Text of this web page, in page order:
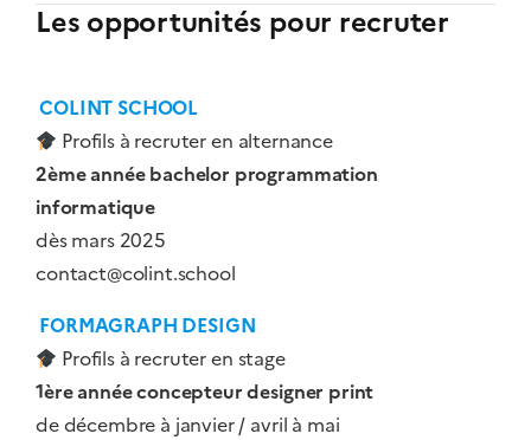
Les opportunités pour recruter
COLINT SCHOOL
Profils à recruter en alternance
2ème année bachelor programmation
informatique
dès mars 2025
contact@colint.school
FORMAGRAPH DESIGN
Profils à recruter en stage
1ère année concepteur designer print
de décembre à janvier / avril à mai